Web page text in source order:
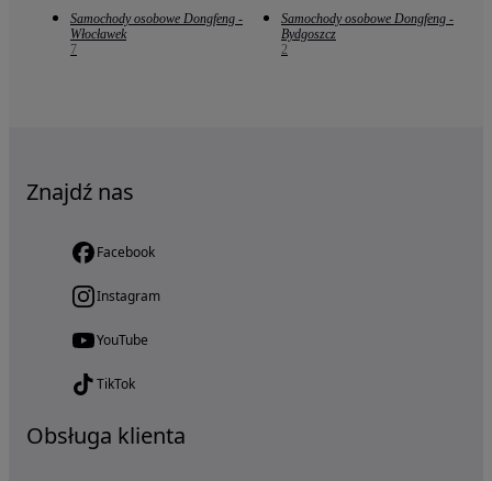
Samochody osobowe Dongfeng -
Włocławek
7
Samochody osobowe Dongfeng -
Bydgoszcz
2
Znajdź nas
Facebook
Instagram
YouTube
TikTok
Obsługa klienta